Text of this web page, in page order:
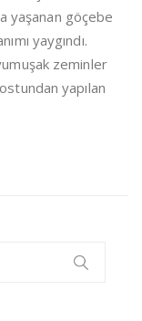
yaşanan göçebe
yaygındı.
zeminler
yapılan